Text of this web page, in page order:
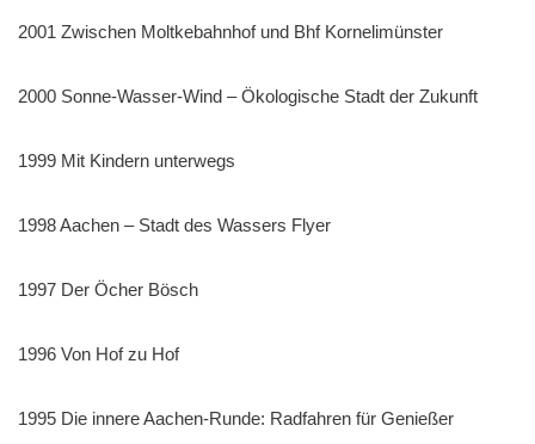
2001 Zwischen Moltkebahnhof und Bhf Kornelimünster
2000 Sonne-Wasser-Wind – Ökologische Stadt der Zukunft
1999 Mit Kindern unterwegs
1998 Aachen – Stadt des Wassers Flyer
1997 Der Öcher Bösch
1996 Von Hof zu Hof
1995 Die innere Aachen-Runde: Radfahren für Genießer